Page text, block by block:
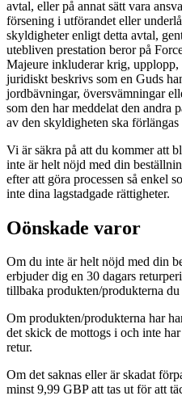
avtal, eller på annat sätt vara
försening i utförandet eller
skyldigheter enligt detta avtal,
utebliven prestation beror på
Majeure inkluderar krig, upplopp,
juridiskt beskrivs som en Guds
jordbävningar, översvämningar
som den har meddelat den andra
av den skyldigheten ska
Vi är säkra på att du kommer att
inte är helt nöjd med din
efter att göra processen så enkel
inte dina lagstadgade rättigheter.
Oönskade varor
Om du inte är helt nöjd med din
erbjuder dig en 30 dagars
tillbaka produkten/produkterna
Om produkten/produkterna har
det skick de mottogs i och inte
retur.
Om det saknas eller är skadat
minst 9,99 GBP att tas ut för att